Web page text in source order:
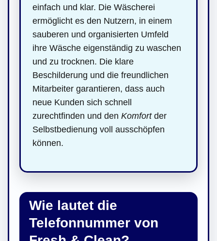
einfach und klar. Die Wäscherei
ermöglicht es den Nutzern, in einem
sauberen und organisierten Umfeld
ihre Wäsche eigenständig zu waschen
und zu trocknen. Die klare
Beschilderung und die freundlichen
Mitarbeiter garantieren, dass auch
neue Kunden sich schnell
zurechtfinden und den Komfortder
Selbstbedienung voll ausschöpfen
können.
Wie lautet die
Telefonnummer von